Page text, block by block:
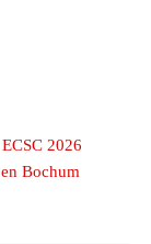
2026
Bochum